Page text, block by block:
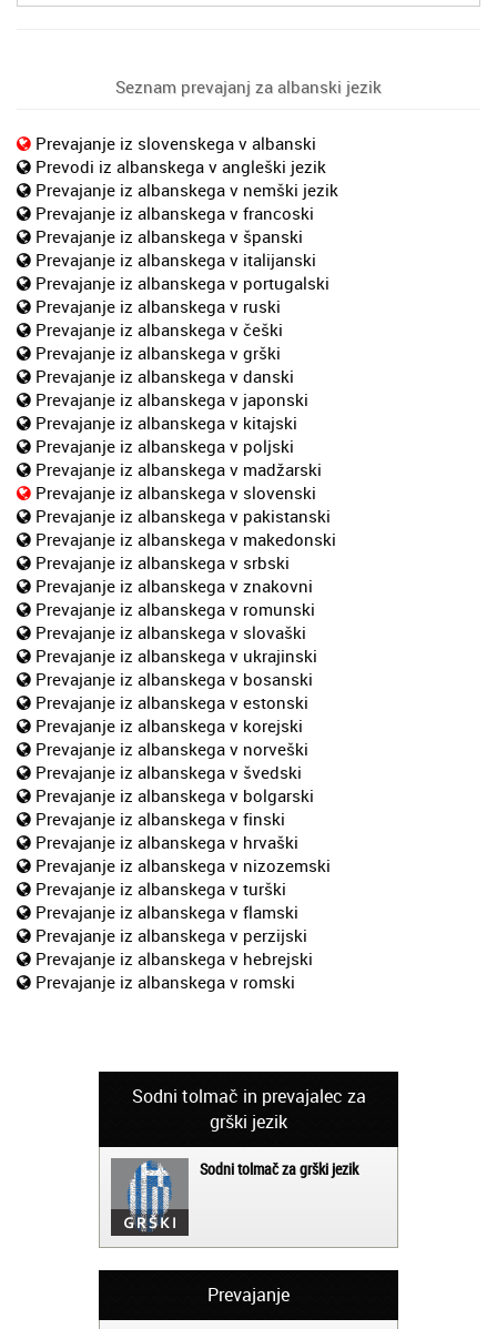
Seznam prevajanj za albanski jezik
Prevajanje iz slovenskega v albanski
Prevodi iz albanskega v angleški jezik
Prevajanje iz albanskega v nemški jezik
Prevajanje iz albanskega v francoski
Prevajanje iz albanskega v španski
Prevajanje iz albanskega v italijanski
Prevajanje iz albanskega v portugalski
Prevajanje iz albanskega v ruski
Prevajanje iz albanskega v češki
Prevajanje iz albanskega v grški
Prevajanje iz albanskega v danski
Prevajanje iz albanskega v japonski
Prevajanje iz albanskega v kitajski
Prevajanje iz albanskega v poljski
Prevajanje iz albanskega v madžarski
Prevajanje iz albanskega v slovenski
Prevajanje iz albanskega v pakistanski
Prevajanje iz albanskega v makedonski
Prevajanje iz albanskega v srbski
Prevajanje iz albanskega v znakovni
Prevajanje iz albanskega v romunski
Prevajanje iz albanskega v slovaški
Prevajanje iz albanskega v ukrajinski
Prevajanje iz albanskega v bosanski
Prevajanje iz albanskega v estonski
Prevajanje iz albanskega v korejski
Prevajanje iz albanskega v norveški
Prevajanje iz albanskega v švedski
Prevajanje iz albanskega v bolgarski
Prevajanje iz albanskega v finski
Prevajanje iz albanskega v hrvaški
Prevajanje iz albanskega v nizozemski
Prevajanje iz albanskega v turški
Prevajanje iz albanskega v flamski
Prevajanje iz albanskega v perzijski
Prevajanje iz albanskega v hebrejski
Prevajanje iz albanskega v romski
Sodni tolmač in prevajalec za
grški jezik
Sodni tolmač za grški jezik
Prevajanje